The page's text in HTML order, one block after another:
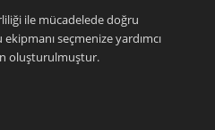
ile mücadelede doğru
seçmenize yardımcı
oluşturulmuştur.